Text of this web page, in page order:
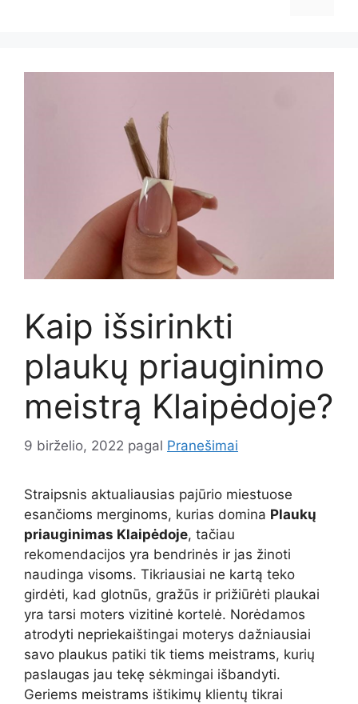
Kaip išsirinkti
plaukų priauginimo
meistrą Klaipėdoje?
9 birželio, 2022 pagal Pranešimai
Straipsnis aktualiausias pajūrio miestuose
esančioms merginoms, kurias domina Plaukų
priauginimas Klaipėdoje, tačiau
rekomendacijos yra bendrinės ir jas žinoti
naudinga visoms. Tikriausiai ne kartą teko
girdėti, kad glotnūs, gražūs ir prižiūrėti plaukai
yra tarsi moters vizitinė kortelė. Norėdamos
atrodyti nepriekaištingai moterys dažniausiai
savo plaukus patiki tik tiems meistrams, kurių
paslaugas jau tekę sėkmingai išbandyti.
Geriems meistrams ištikimų klientų tikrai